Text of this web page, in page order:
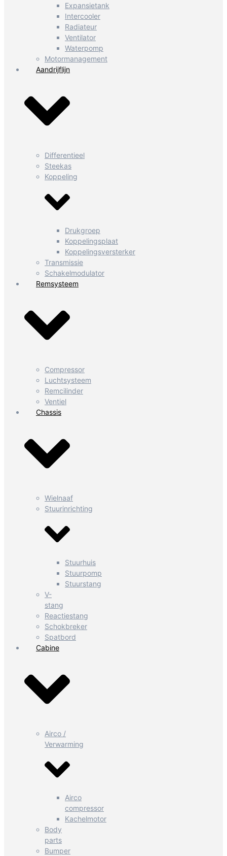
Expansietank
Intercooler
Radiateur
Ventilator
Waterpomp
Motormanagement
Aandrijflijn
Differentieel
Steekas
Koppeling
Drukgroep
Koppelingsplaat
Koppelingsversterker
Transmissie
Schakelmodulator
Remsysteem
Compressor
Luchtsysteem
Remcilinder
Ventiel
Chassis
Wielnaaf
Stuurinrichting
Stuurhuis
Stuurpomp
Stuurstang
V-
stang
Reactiestang
Schokbreker
Spatbord
Cabine
Airco /
Verwarming
Airco
compressor
Kachelmotor
Body
parts
Bumper